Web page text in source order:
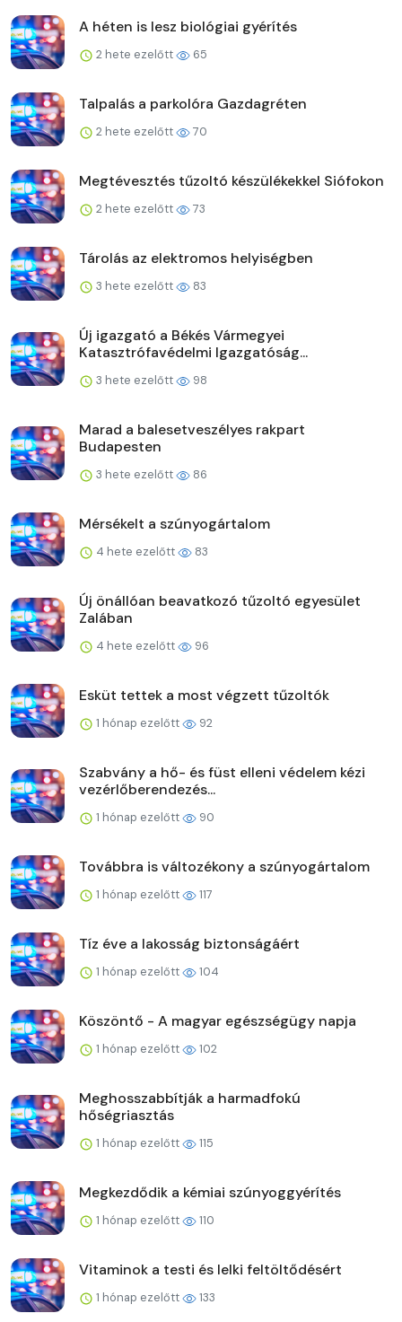
A héten is lesz biológiai gyérítés
2 hete ezelőtt 65
Talpalás a parkolóra Gazdagréten
2 hete ezelőtt 70
Megtévesztés tűzoltó készülékekkel Siófokon
2 hete ezelőtt 73
Tárolás az elektromos helyiségben
3 hete ezelőtt 83
Új igazgató a Békés Vármegyei
Katasztrófavédelmi Igazgatóság...
3 hete ezelőtt 98
Marad a balesetveszélyes rakpart
Budapesten
3 hete ezelőtt 86
Mérsékelt a szúnyogártalom
4 hete ezelőtt 83
Új önállóan beavatkozó tűzoltó egyesület
Zalában
4 hete ezelőtt 96
Esküt tettek a most végzett tűzoltók
1 hónap ezelőtt 92
Szabvány a hő- és füst elleni védelem kézi
vezérlőberendezés...
1 hónap ezelőtt 90
Továbbra is változékony a szúnyogártalom
1 hónap ezelőtt 117
Tíz éve a lakosság biztonságáért
1 hónap ezelőtt 104
Köszöntő - A magyar egészségügy napja
1 hónap ezelőtt 102
Meghosszabbítják a harmadfokú
hőségriasztás
1 hónap ezelőtt 115
Megkezdődik a kémiai szúnyoggyérítés
1 hónap ezelőtt 110
Vitaminok a testi és lelki feltöltődésért
1 hónap ezelőtt 133